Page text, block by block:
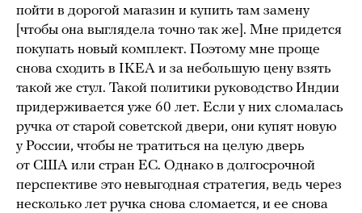
пойти в дорогой магазин и купить там замену
[чтобы она выглядела точно так же]. Мне придется
покупать новый комплект. Поэтому мне проще
снова сходить в IKEA и за небольшую цену взять
такой же стул. Такой политики руководство Индии
придерживается уже 60 лет. Если у них сломалась
ручка от старой советской двери, они купят новую
у России, чтобы не тратиться на целую дверь
от США или стран ЕС. Однако в долгосрочной
перспективе это невыгодная стратегия, ведь через
несколько лет ручка снова сломается, и ее снова